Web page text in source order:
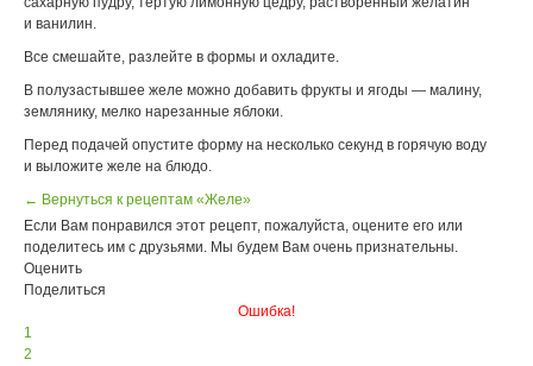
и ванилин.
Все смешайте, разлейте в формы и охладите.
В полузастывшее желе можно добавить фрукты и ягоды — малину,
землянику, мелко нарезанные яблоки.
Перед подачей опустите форму на несколько секунд в горячую воду
и выложите желе на блюдо.
← Вернуться к рецептам «Желе»
Если Вам понравился этот рецепт, пожалуйста, оцените его или
поделитесь им с друзьями. Мы будем Вам очень признательны.
Оценить
Поделиться
Ошибка!
1
2